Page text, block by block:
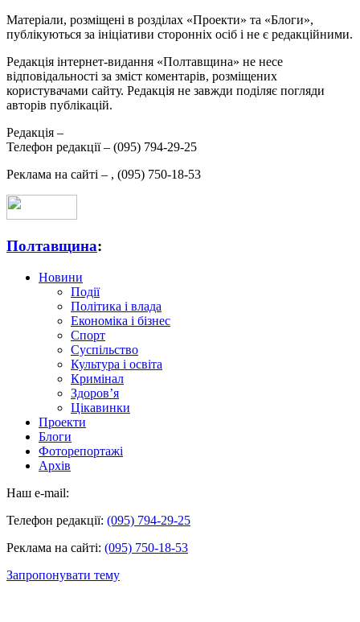
Матеріали, розміщені в розділах «Проекти» та «Блоги»,
публікуються за ініціативи сторонніх осіб і не є редакційними.
Редакція інтернет-видання «Полтавщина» не несе
відповідальності за зміст коментарів, розміщених
користувачами сайту. Редакція не завжди поділяє погляди
авторів публікацій.
Редакція –
Телефон редакції – (095) 794-29-25
Реклама на сайті – , (095) 750-18-53
Полтавщина:
Новини
Події
Політика і влада
Економіка і бізнес
Спорт
Суспільство
Культура і освіта
Кримінал
Здоров’я
Цікавинки
Проекти
Блоги
Фоторепортажі
Архів
Наш e-mail:
Телефон редакції: (095) 794-29-25
Реклама на сайті: (095) 750-18-53
Запропонувати тему